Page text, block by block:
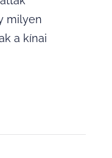
milyen
a kínai